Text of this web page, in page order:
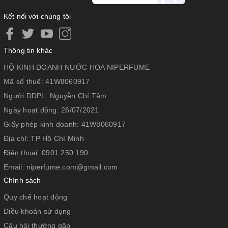
môi thuận lợi để kích thích khả năng hấp thụ chất từ viên uống
tốt nhất.
Đối với các thực phẩm chức năng Orchard khuyên bạn nên
uống đủ 2l nước/ ngày nằm thúc đẩy cơ chế hấp thụ nhé.
Lưu ý:
Thực phẩm này không phải là thuốc, không có tác dụng thay
thế thuốc chữa bệnh.
Dừng uống khi phát hiện bất thường. Không sử dụng cho
người mẫn cảm với bất cứ thành phần nào của sản phẩm.
Tham khảo ý kiến bác sỹ trước khi dùng nếu bạn đang dùng
thai.
Để xa tầm tay trẻ em.
Kết nối với chúng tôi
Thông tin khác
HỘ KINH DOANH NƯỚC HOA NIPERFUME
Mã số thuế: 41W8060917
Người DDPL: Nguyễn Chí Tâm
Ngày hoạt động: 26/07/2021
Giấy phép kinh doanh: 41W8060917
Địa chỉ:TP Hồ Chí Minh
Điện thoại: 0901 250 190
Email: niperfume.com@gmail.com
Chính sách
Quy chế hoạt động
Điều khoản sử dụng
Câu hỏi thường gặp